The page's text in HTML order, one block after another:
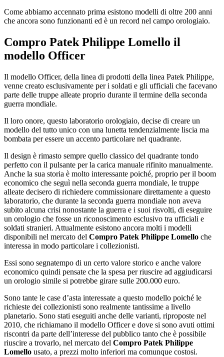
Come abbiamo accennato prima esistono modelli di oltre 200 anni
che ancora sono funzionanti ed è un record nel campo orologiaio.
Compro Patek Philippe Lomello il
modello Officer
Il modello Officer, della linea di prodotti della linea Patek Philippe,
venne creato esclusivamente per i soldati e gli ufficiali che facevano
parte delle truppe alleate proprio durante il termine della seconda
guerra mondiale.
Il loro onore, questo laboratorio orologiaio, decise di creare un
modello del tutto unico con una lunetta tendenzialmente liscia ma
bombata per essere un accento particolare nel quadrante.
Il design è rimasto sempre quello classico del quadrante tondo
perfetto con il pulsante per la carica manuale rifinito manualmente.
Anche la sua storia è molto interessante poiché, proprio per il boom
economico che seguì nella seconda guerra mondiale, le truppe
alleate decisero di richiedere commissionare direttamente a questo
laboratorio, che durante la seconda guerra mondiale non aveva
subito alcuna crisi nonostante la guerra e i suoi risvolti, di eseguire
un orologio che fosse un riconoscimento esclusivo tra ufficiali e
soldati stranieri. Attualmente esistono ancora molti i modelli
disponibili nel mercato del Compro Patek Philippe Lomello che
interessa in modo particolare i collezionisti.
Essi sono segnatempo di un certo valore storico e anche valore
economico quindi pensate che la spesa per riuscire ad aggiudicarsi
un orologio simile si potrebbe girare sulle 200.000 euro.
Sono tante le case d’asta interessate a questo modello poiché le
richieste dei collezionisti sono realmente tantissime a livello
planetario. Sono stati eseguiti anche delle varianti, riproposte nel
2010, che richiamano il modello Officer e dove si sono avuti ottimi
riscontri da parte dell’interesse del pubblico tanto che è possibile
riuscire a trovarlo, nel mercato del Compro Patek Philippe
Lomello usato, a prezzi molto inferiori ma comunque costosi.